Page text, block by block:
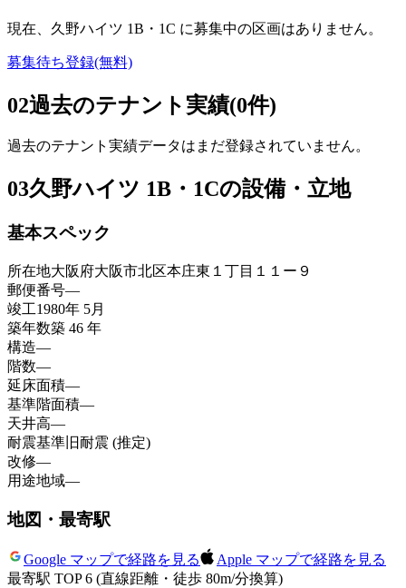
現在、 久野ハイツ 1B・1C に募集中の区画はありません。
募集待ち登録(無料)
02過去のテナント実績(0件)
過去のテナント実績データはまだ登録されていません。
03久野ハイツ 1B・1Cの設備・立地
基本スペック
所在地大阪府大阪市北区本庄東１丁目１１ー９
郵便番号—
竣工1980年 5月
築年数築 46 年
構造—
階数—
延床面積—
基準階面積—
天井高—
耐震基準 旧耐震 (推定)
改修—
用途地域—
地図・最寄駅
Google マップで経路を見る
Apple マップで経路を見る
最寄駅 TOP 6 (直線距離・徒歩 80m/分換算)